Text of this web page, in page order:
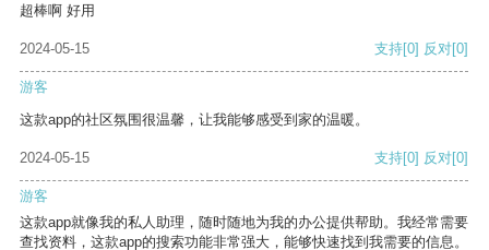
超棒啊 好用
2024-05-15 支持[0] 反对[0]
游客
这款app的社区氛围很温馨，让我能够感受到家的温暖。
2024-05-15 支持[0] 反对[0]
游客
这款app就像我的私人助理，随时随地为我的办公提供帮助。我经常需要
查找资料，这款app的搜索功能非常强大，能够快速找到我需要的信息。